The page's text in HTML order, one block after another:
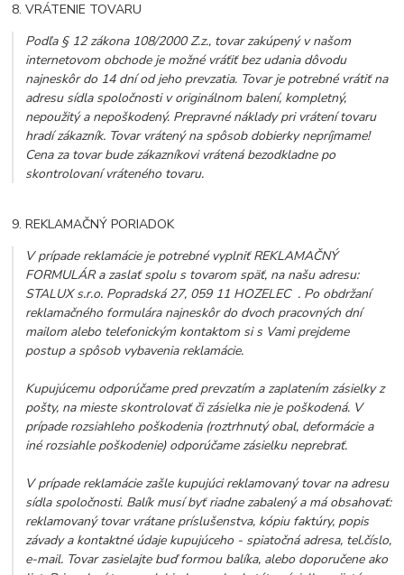
8. VRÁTENIE TOVARU
Podľa § 12 zákona 108/2000 Z.z., tovar zakúpený v našom
internetovom obchode je možné vráťiť bez udania dôvodu
najneskôr do 14 dní od jeho prevzatia. Tovar je potrebné vrátiť na
adresu sídla spoločnosti v originálnom balení, kompletný,
nepoužitý a nepoškodený. Prepravné náklady pri vrátení tovaru
hradí zákazník. Tovar vrátený na spôsob dobierky nepríjmame!
Cena za tovar bude zákazníkovi vrátená bezodkladne po
skontrolovaní vráteného tovaru.
9. REKLAMAČNÝ PORIADOK
V prípade reklamácie je potrebné vyplniť REKLAMAČNÝ
FORMULÁR a zaslať spolu s tovarom späť, na našu adresu:
STALUX s.r.o. Popradská 27, 059 11 HOZELEC . Po obdržaní
reklamačného formulára najneskôr do dvoch pracovných dní
mailom alebo telefonickým kontaktom si s Vami prejdeme
postup a spôsob vybavenia reklamácie.
Kupujúcemu odporúčame pred prevzatím a zaplatením zásielky z
pošty, na mieste skontrolovať či zásielka nie je poškodená. V
prípade rozsiahleho poškodenia (roztrhnutý obal, deformácie a
iné rozsiahle poškodenie) odporúčame zásielku neprebrať.
V prípade reklamácie zašle kupujúci reklamovaný tovar na adresu
sídla spoločnosti. Balík musí byť riadne zabalený a má obsahovať:
reklamovaný tovar vrátane príslušenstva, kópiu faktúry, popis
závady a kontaktné údaje kupujúceho - spiatočná adresa, tel.číslo,
e-mail. Tovar zasielajte buď formou balíka, alebo doporučene ako